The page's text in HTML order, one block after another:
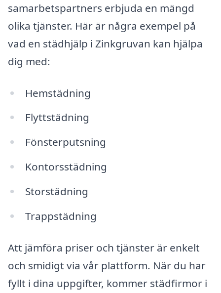
samarbetspartners erbjuda en mängd
olika tjänster. Här är några exempel på
vad en städhjälp i Zinkgruvan kan hjälpa
dig med:
Hemstädning
Flyttstädning
Fönsterputsning
Kontorsstädning
Storstädning
Trappstädning
Att jämföra priser och tjänster är enkelt
och smidigt via vår plattform. När du har
fyllt i dina uppgifter, kommer städfirmor i